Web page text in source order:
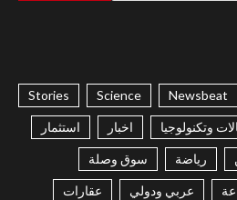
Newsbeat
Science
Stories
وتكنولوجيا اخبار استثمار
رياضة سوق وصلة
عربي ودولي عقارات